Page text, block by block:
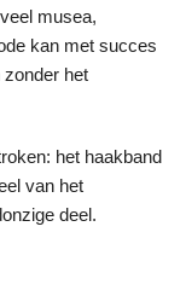
musea,
kan met succes
het
het haakband
van het
deel.